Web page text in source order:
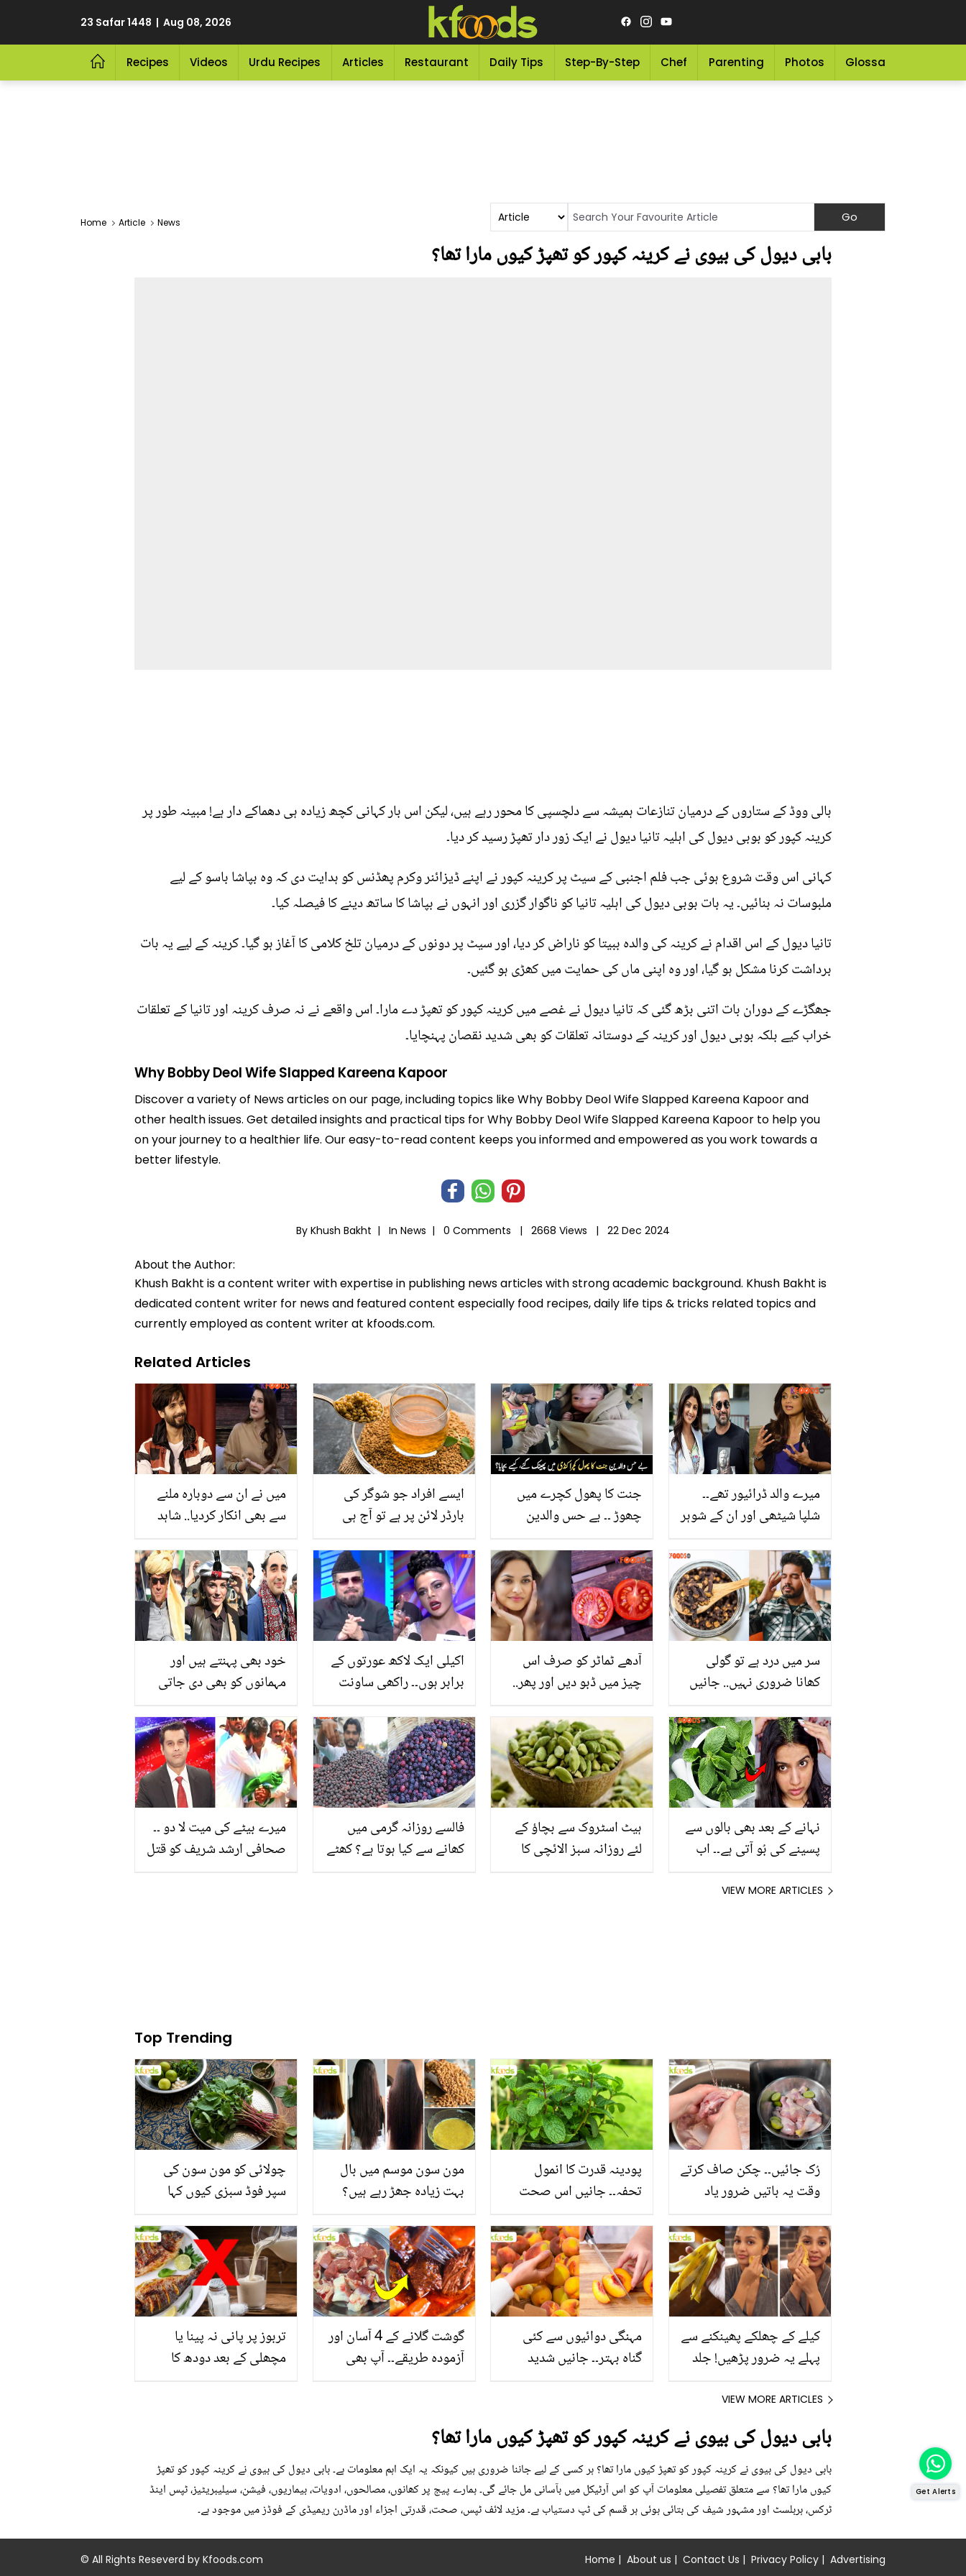
23 Safar 1448 | Aug 08, 2026
Recipes Videos Urdu Recipes Articles Restaurant Daily Tips Step-By-Step Chef Parenting Photos Glossary
Home Article News
بابی دیول کی بیوی نے کرینہ کپور کو تھپڑ کیوں مارا تھا؟
بالی ووڈ کے ستاروں کے درمیان تنازعات ہمیشہ سے دلچسپی کا محور رہے ہیں، لیکن اس بار کہانی کچھ زیادہ ہی دھماکے دار ہے! مبینہ طور پر
کرینہ کپور کو بوبی دیول کی اہلیہ تانیا دیول نے ایک زور دار تھپڑ رسید کر دیا۔
کہانی اس وقت شروع ہوئی جب فلم اجنبی کے سیٹ پر کرینہ کپور نے اپنے ڈیزائنر وکرم پھڈنس کو ہدایت دی کہ وہ بپاشا باسو کے لیے
ملبوسات نہ بنائیں۔ یہ بات بوبی دیول کی اہلیہ تانیا کو ناگوار گزری اور انہوں نے بپاشا کا ساتھ دینے کا فیصلہ کیا۔
تانیا دیول کے اس اقدام نے کرینہ کی والدہ ببیتا کو ناراض کر دیا، اور سیٹ پر دونوں کے درمیان تلخ کلامی کا آغاز ہو گیا۔ کرینہ کے لیے یہ بات
برداشت کرنا مشکل ہو گیا، اور وہ اپنی ماں کی حمایت میں کھڑی ہو گئیں۔
جھگڑے کے دوران بات اتنی بڑھ گئی کہ تانیا دیول نے غصے میں کرینہ کپور کو تھپڑ دے مارا۔ اس واقعے نے نہ صرف کرینہ اور تانیا کے تعلقات
خراب کیے بلکہ بوبی دیول اور کرینہ کے دوستانہ تعلقات کو بھی شدید نقصان پہنچایا۔
Why Bobby Deol Wife Slapped Kareena Kapoor
Discover a variety of News articles on our page, including topics like Why Bobby Deol Wife Slapped Kareena Kapoor and
other health issues. Get detailed insights and practical tips for Why Bobby Deol Wife Slapped Kareena Kapoor to help you
on your journey to a healthier life. Our easy-to-read content keeps you informed and empowered as you work towards a
better lifestyle.
By Khush Bakht | In News | 0 Comments | 2668 Views | 22 Dec 2024
About the Author:
Khush Bakht is a content writer with expertise in publishing news articles with strong academic background. Khush Bakht is
dedicated content writer for news and featured content especially food recipes, daily life tips & tricks related topics and
currently employed as content writer at kfoods.com.
Related Articles
میں نے ان سے دوبارہ ملنے
سے بھی انکار کردیا.. شاہد
لودھی آج تک نہیں بھولیں
ایسے افراد جو شوگر کی
بارڈر لائن پر ہے تو آج ہی
ایسے غائب ہو گی جیسے وہ
تھی ہی نہیں
جنت کا پھول کچرے میں
چھوڑ ۔۔ بے حس والدین
چھوڑ گئے، بچے کو کیسے
بچایا؟
میرے والد ڈرائیور تھے۔۔
شلپا شیٹھی اور ان کے شوہر
ہے؟ جانیں ان کی نجی
زندگی کے چند راز
خود بھی پہنتے ہیں اور
مہمانوں کو بھی دی جاتی
علامت! پاکستان کی
علاقائی ٹوپیوں کے بارے
میں دلچسپ معلومات
اکیلی ایک لاکھ عورتوں کے
برابر ہوں۔۔ راکھی ساونت
عبدالقوی کی شادی کی
پیشکش ٹھکرا دی؟
آدھے ٹماٹر کو صرف اس
چیز میں ڈبو دیں اور پھر..
پارلر کے چہرہ چمکانے کی
ٹپ
سر میں درد ہے تو گولی
کھانا ضروری نہیں.. جانیں
سے نجات کے طریقے
میرے بیٹے کی میت لا دو ۔۔
صحافی ارشد شریف کو قتل
فالسے روزانہ گرمی میں
کھانے سے کیا ہوتا ہے؟ کھٹے
ہیٹ اسٹروک سے بچاؤ کے
لئے روزانہ سبز الائچی کا
نہانے کے بعد بھی بالوں سے
پسینے کی بُو آتی ہے۔۔ اب
کرے گا گرمی میں آپ کے
VIEW MORE ARTICLES
Top Trending
چولائی کو مون سون کی
سپر فوڈ سبزی کیوں کہا
منرلز اور اینٹی آکسیڈنٹس
سے بھرپور اس سبزی کے
فائدے
مون سون موسم میں بال
بہت زیادہ جھڑ رہے ہیں؟
بنانے کے چند قدرتی طریقے
پودینہ قدرت کا انمول
تحفہ۔۔ جانیں اس صحت
انگیز طبی فوائد
رُک جائیں۔۔ چکن صاف کرتے
وقت یہ باتیں ضرور یاد
تربوز پر پانی نہ پینا یا
مچھلی کے بعد دودھ کا
گوشت گلانے کے 4 آسان اور
آزمودہ طریقے۔۔ آپ بھی
مہنگی دوائیوں سے کئی
گناہ بہتر۔۔ جانیں شدید
کیلے کے چھلکے پھینکنے سے
پہلے یہ ضرور پڑھیں! جلد
اور قدرتی حل
VIEW MORE ARTICLES
بابی دیول کی بیوی نے کرینہ کپور کو تھپڑ کیوں مارا تھا؟
بابی دیول کی بیوی نے کرینہ کپور کو تھپڑ کیوں مارا تھا؟ ہر کسی کے لیے جاننا ضروری ہیں کیونکہ یہ ایک اہم معلومات ہے۔ بابی دیول کی بیوی نے کرینہ کپور کو تھپڑ
کیوں مارا تھا؟ سے متعلق تفصیلی معلومات آپ کو اس آرٹیکل میں بآسانی مل جائے گی۔ ہمارے پیج پر کھانوں، مصالحوں، ادویات، بیماریوں، فیشن، سیلیبریٹیز، ٹپس اینڈ
ٹرکس، ہربلسٹ اور مشہور شیف کی بتائی ہوئی ہر قسم کی ٹپ دستیاب ہے۔ مزید لائف ٹپس، صحت، قدرتی اجزاء اور ماڈرن ریمیڈی کے فوڈز میں موجود ہے۔
© All Rights Reseverd by Kfoods.com Home | About us | Contact Us | Privacy Policy| Advertising
Get Alerts